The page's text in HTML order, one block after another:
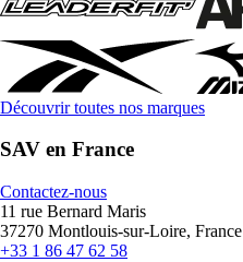
Découvrir toutes nos marques
SAV en France
Contactez-nous
11 rue Bernard Maris
37270 Montlouis-sur-Loire, France
+33 1 86 47 62 58